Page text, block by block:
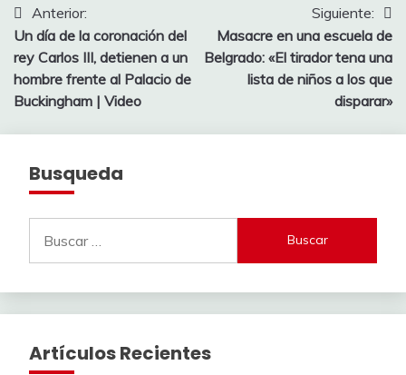
Navegación
de
entradas
Anterior:
Un día de la coronación del
rey Carlos III, detienen a un
hombre frente al Palacio de
Buckingham | Video
Siguiente:
Masacre en una escuela de
Belgrado: «El tirador tena una
lista de niños a los que
disparar»
Busqueda
Artículos Recientes